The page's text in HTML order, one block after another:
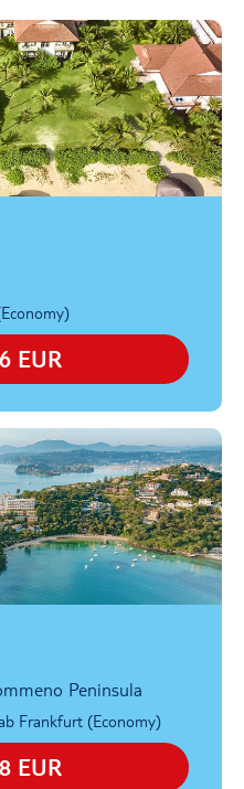
EUR
Peninsula
Frankfurt (Economy)
EUR